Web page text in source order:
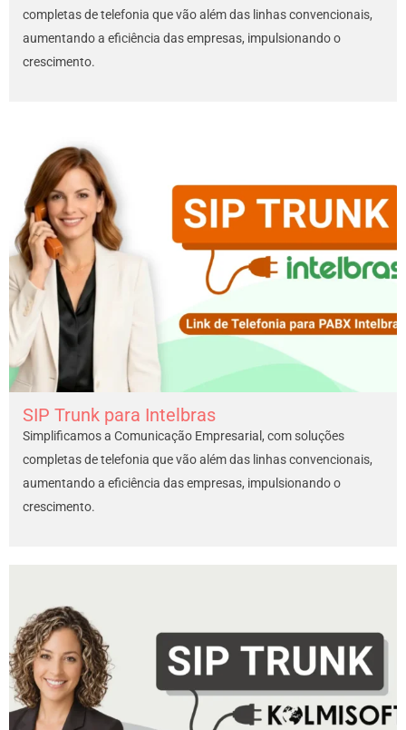
completas de telefonia que vão além das linhas convencionais,
aumentando a eficiência das empresas, impulsionando o
crescimento.
SIP Trunk para Intelbras
Simplificamos a Comunicação Empresarial, com soluções
completas de telefonia que vão além das linhas convencionais,
aumentando a eficiência das empresas, impulsionando o
crescimento.